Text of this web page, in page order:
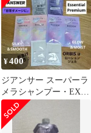
¥400
ジアンサー スーパーラ
メラシャンプー・EXモ
イストトリートメント
＆エッセンシャル